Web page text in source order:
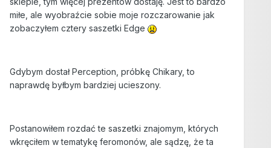
miłe, ale wyobraźcie sobie moje rozczarowanie jak
zobaczyłem cztery saszetki Edge
Gdybym dostał Perception, próbkę Chikary, to
naprawdę byłbym bardziej ucieszony.
Postanowiłem rozdać te saszetki znajomym, których
wkręciłem w tematykę feromonów, ale sądzę, że ta